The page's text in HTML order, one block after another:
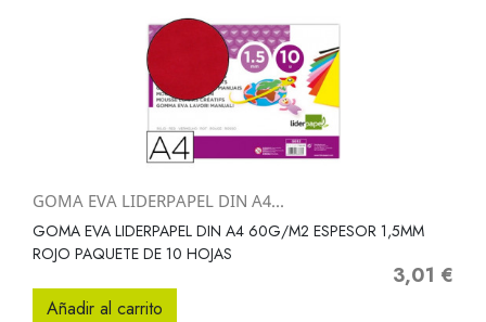
GOMA EVA LIDERPAPEL DIN A4...
GOMA EVA LIDERPAPEL DIN A4 60G/M2 ESPESOR 1,5MM
ROJO PAQUETE DE 10 HOJAS
Precio
3,01 €
Añadir al carrito